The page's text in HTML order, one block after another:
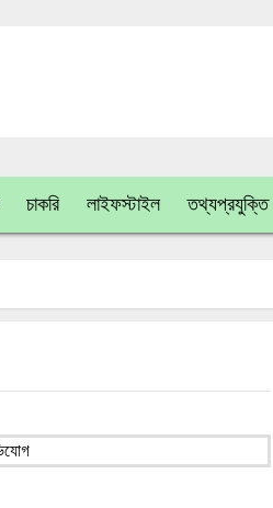
চাকরি লাইফস্টাইল তথ্যপ্রযুক্তি